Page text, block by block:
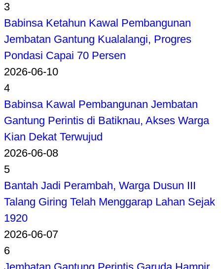
3
Babinsa Ketahun Kawal Pembangunan
Jembatan Gantung Kualalangi, Progres
Pondasi Capai 70 Persen
2026-06-10
4
Babinsa Kawal Pembangunan Jembatan
Gantung Perintis di Batiknau, Akses Warga
Kian Dekat Terwujud
2026-06-08
5
Bantah Jadi Perambah, Warga Dusun III
Talang Giring Telah Menggarap Lahan Sejak
1920
2026-06-07
6